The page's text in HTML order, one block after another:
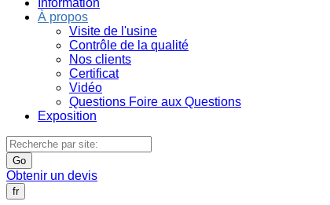
Information
À propos
Visite de l'usine
Contrôle de la qualité
Nos clients
Certificat
Vidéo
Questions Foire aux Questions
Exposition
Go
Obtenir un devis
fr